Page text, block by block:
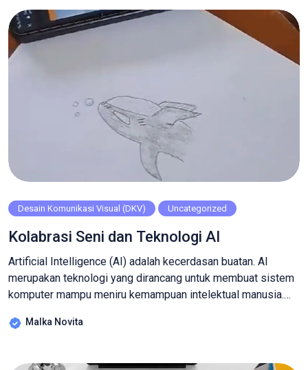
Seni Rupa dan Desain ISWI. Perguruan tinggi mode pertama
di Indonesia […]
Desain Komunikasi Visual (DKV) Uncategorized
Kolabrasi Seni dan Teknologi AI
Artificial Intelligence (AI) adalah kecerdasan buatan. AI
merupakan teknologi yang dirancang untuk membuat sistem
komputer mampu meniru kemampuan intelektual manusia.
yang menginspirasi dan mengubah paradigma kreativitas.
emosional manusia dengan kekuatan komputasi dan
Malka Novita